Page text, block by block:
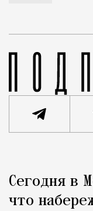
Город
Сегодня в
что